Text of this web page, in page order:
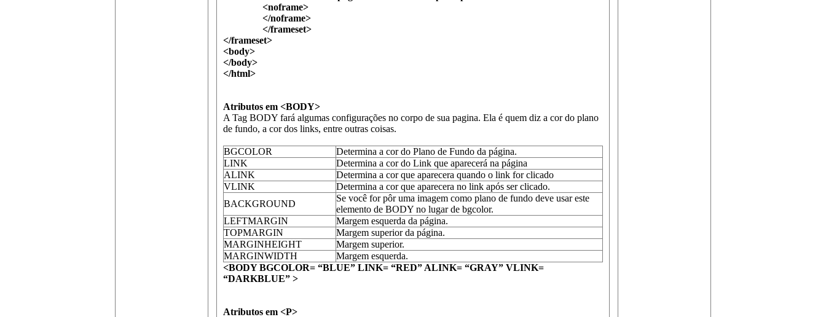
<noframe>
</noframe>
</frameset>
</frameset>
<body>
</body>
</html>
Atributos em <BODY>
A Tag BODY fará algumas configurações no corpo de sua pagina. Ela é quem diz a cor do plano
de fundo, a cor dos links, entre outras coisas.
BGCOLOR Determina a cor do Plano de Fundo da página.
LINK
Determina a cor do Link que aparecerá na página
ALINK
Determina a cor que aparecera quando o link for clicado
VLINK
Determina a cor que aparecera no link após ser clicado.
BACKGROUND
Se você for pôr uma imagem como plano de fundo deve usar este
elemento de BODY no lugar de bgcolor.
LEFTMARGIN
Margem esquerda da página.
TOPMARGIN
Margem superior da página.
MARGINHEIGHT
Margem superior.
MARGINWIDTH
Margem esquerda.
<BODY BGCOLOR= “BLUE” LINK= “RED” ALINK= “GRAY” VLINK=
“DARKBLUE” >
Atributos em <P>